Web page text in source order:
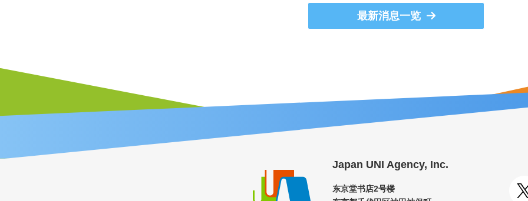
最新消息一览
Japan UNI Agency, Inc.
东京堂书店2号楼